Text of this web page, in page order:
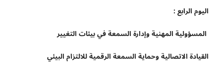
اليوم الرابع :
المسؤولية المهنية وإدارة السمعة في بيئات التغيير
القيادة الاتصالية وحماية السمعة الرقمية للالتزام البيئي